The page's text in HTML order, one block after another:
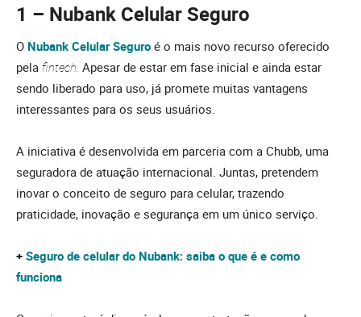
1 – Nubank Celular Seguro
O Nubank Celular Seguro é o mais novo recurso oferecido
pela fintech. Apesar de estar em fase inicial e ainda estar
sendo liberado para uso, já promete muitas vantagens
interessantes para os seus usuários.
A iniciativa é desenvolvida em parceria com a Chubb, uma
seguradora de atuação internacional. Juntas, pretendem
inovar o conceito de seguro para celular, trazendo
praticidade, inovação e segurança em um único serviço.
+ Seguro de celular do Nubank: saiba o que é e como
funciona